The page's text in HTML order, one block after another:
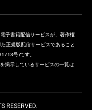
子書籍配信サービスが、著作権
正規版配信サービスであること
号)です。
掲示しているサービスの一覧は
RESERVED.